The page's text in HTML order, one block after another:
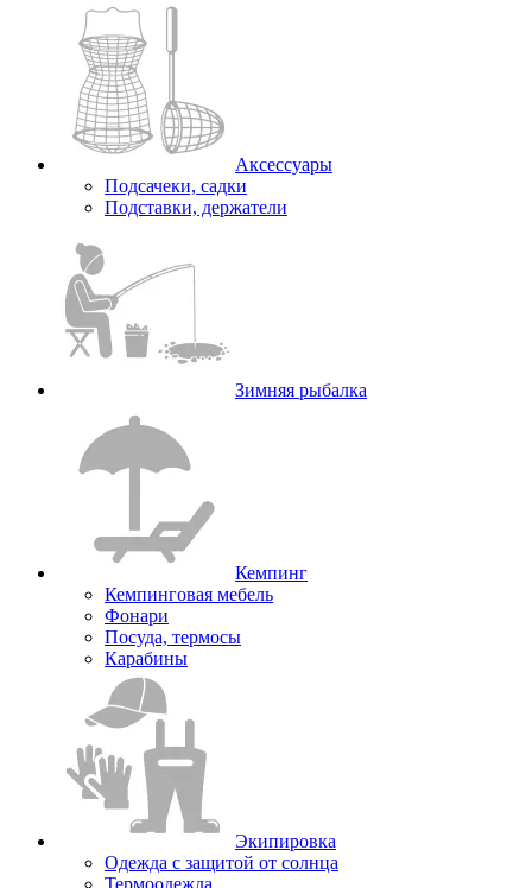
Аксессуары
Подсачеки, садки
Подставки, держатели
Зимняя рыбалка
Кемпинг
Кемпинговая мебель
Фонари
Посуда, термосы
Карабины
Экипировка
Одежда с защитой от солнца
Термоодежда